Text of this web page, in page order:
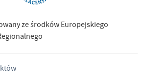
ze środków Europejskiego